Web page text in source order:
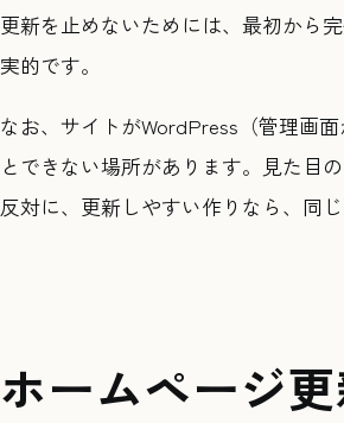
更新を止めないためには、最初から
実的です。
なお、サイトがWordPress（管理画
とできない場所があります。見た目
反対に、更新しやすい作りなら、同
ホームページ